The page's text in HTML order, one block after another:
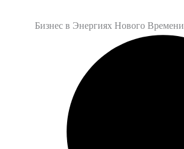
Бизнес в Энергиях Нового Времени